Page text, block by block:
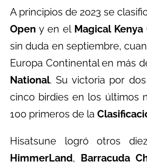
A principios de 2023 se
Open y en el Magical Kenya
sin duda en septiembre,
Europa Continental en más
National. Su victoria por
cinco birdies en los últimos
100 primeros de la
Hisatsune logró otros
HimmerLand, Barracuda